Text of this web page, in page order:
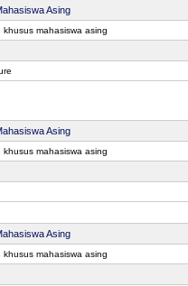
Asing
mahasiswa asing
Asing
mahasiswa asing
Asing
mahasiswa asing